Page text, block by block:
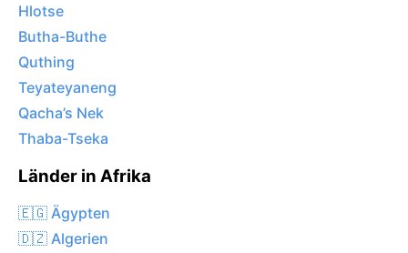
Hlotse
Butha-Buthe
Quthing
Teyateyaneng
Qacha’s Nek
Thaba-Tseka
Länder in Afrika
🇪🇬 Ägypten
🇩🇿 Algerien